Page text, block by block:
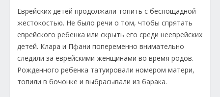
Еврейских детей продолжали топить с беспощадной
жестокостью. Не было речи о том, чтобы спрятать
еврейского ребенка или скрыть его среди нееврейских
детей. Клара и Пфани попеременно внимательно
следили за еврейскими женщинами во время родов.
Рожденного ребенка татуировали номером матери,
топили в бочонке и выбрасывали из барака.